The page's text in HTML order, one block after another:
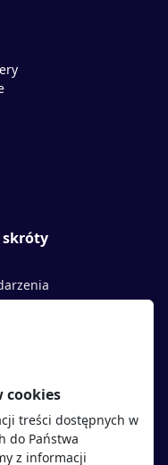
skróty
cookies
prywatności
cookies
treści dostępnych w
do Państwa
z informacji